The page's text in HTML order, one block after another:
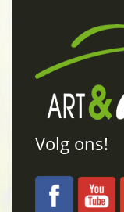
Volg ons!